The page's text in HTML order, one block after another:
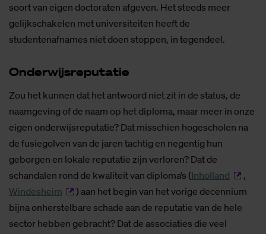
soort van eigen doctoraten afgeven. Het steeds meer
gelijkschakelen met universiteiten heeft de
studentenafnames niet doen stoppen, in tegendeel.
On­der­wijs­re­pu­ta­tie
Zou het kunnen dat het antwoord niet zit in de status, de
naamgeving of de naam op het diploma, maar meer in onze
eigen onderwijsreputatie? Dat misschien hogescholen na
de fusiegolven van de jaren tachtig en negentig hun
geborgen en lokale reputatie zijn verloren? Dat de
schandalen rond de kwaliteit van diploma’s (Inholland
,
Windesheim
) aan het begin van het vorige decennium
bijna onherstelbare schade aan de reputatie van de hele
sector hebben gebracht? Dat de associaties die veel